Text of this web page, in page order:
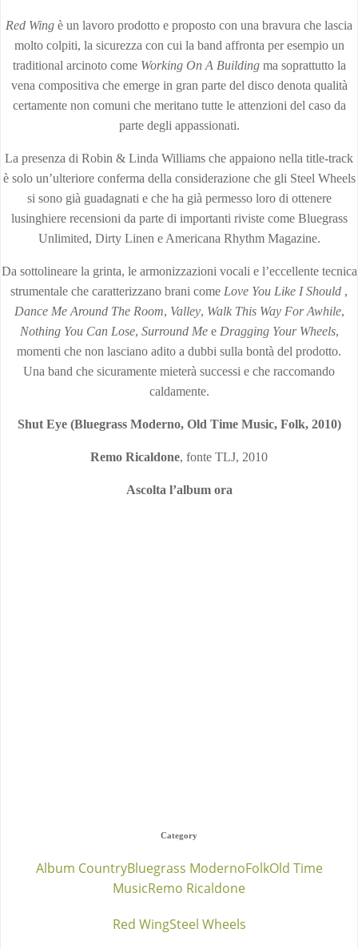
Red Wing è un lavoro prodotto e proposto con una bravura che lascia
molto colpiti, la sicurezza con cui la band affronta per esempio un
traditional arcinoto come Working On A Building ma soprattutto la
vena compositiva che emerge in gran parte del disco denota qualità
certamente non comuni che meritano tutte le attenzioni del caso da
parte degli appassionati.
La presenza di Robin & Linda Williams che appaiono nella title-track
è solo un’ulteriore conferma della considerazione che gli Steel Wheels
si sono già guadagnati e che ha già permesso loro di ottenere
lusinghiere recensioni da parte di importanti riviste come Bluegrass
Unlimited, Dirty Linen e Americana Rhythm Magazine.
Da sottolineare la grinta, le armonizzazioni vocali e l’eccellente tecnica
strumentale che caratterizzano brani come Love You Like I Should ,
Dance Me Around The Room, Valley, Walk This Way For Awhile,
Nothing You Can Lose, Surround Mee Dragging Your Wheels,
momenti che non lasciano adito a dubbi sulla bontà del prodotto.
Una band che sicuramente mieterà successi e che raccomando
caldamente.
Shut Eye (Bluegrass Moderno, Old Time Music, Folk, 2010)
Remo Ricaldone, fonte TLJ, 2010
Ascolta l’album ora
Category
Album CountryBluegrass ModernoFolkOld Time
MusicRemo Ricaldone
Red WingSteel Wheels